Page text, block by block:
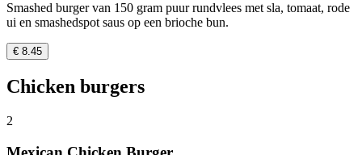
Smashed burger van 150 gram puur rundvlees met sla, tomaat, rode
ui en smashedspot saus op een brioche bun.
€ 8.45
Chicken burgers
2